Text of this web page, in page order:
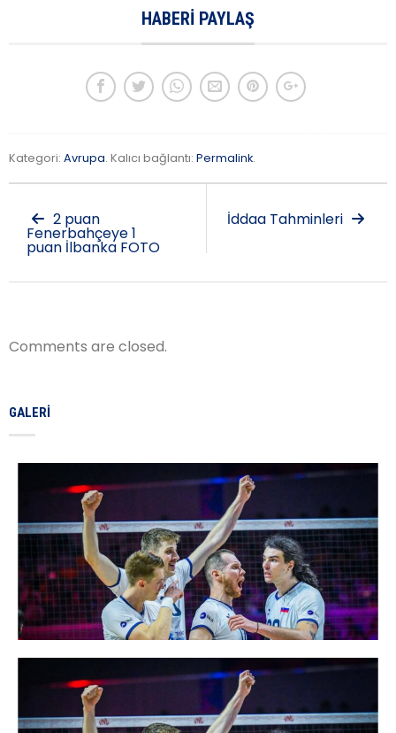
HABERI PAYLAŞ
Kategori: Avrupa. Kalıcı bağlantı: Permalink.
2 puan
Fenerbahçeye 1
puan İlbanka FOTO
İddaa Tahminleri
Comments are closed.
GALERI